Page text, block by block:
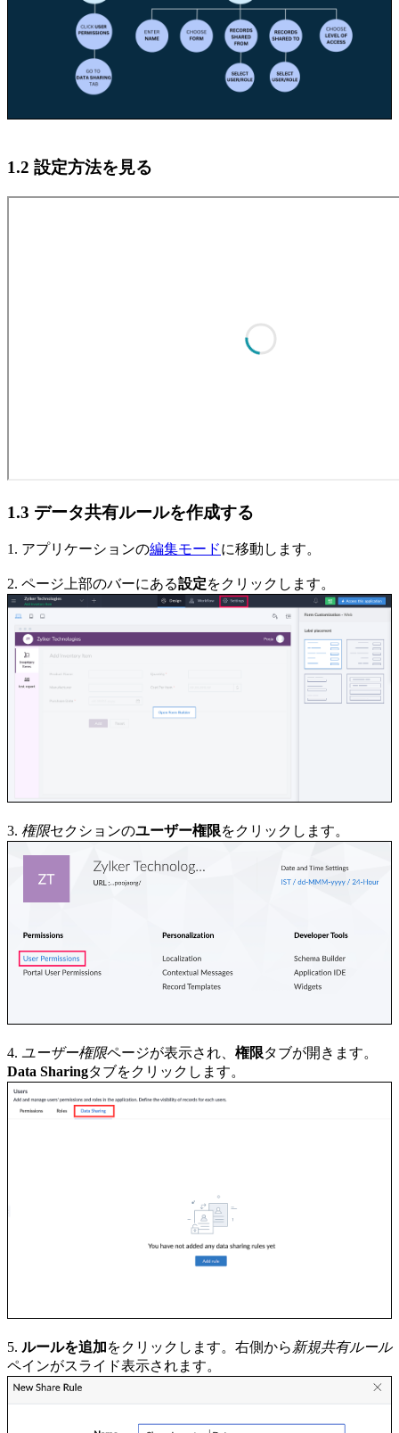
1.2 設定方法を見る
1.3 データ共有ルールを作成する
1. アプリケーションの編集モードに移動します。
2. ページ上部のバーにある設定をクリックします。
3. 権限セクションのユーザー権限をクリックします。
4. ユーザー権限ページが表示され、 権限タブが開きます。
Data Sharingタブをクリックします。
5. ルールを追加をクリックします。右側から 新規共有ルール
ペインがスライド表示されます。